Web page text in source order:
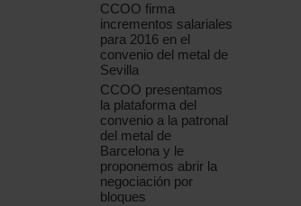
CCOO firma
incrementos salariales
para 2016 en el
convenio del metal de
Sevilla
CCOO presentamos
la plataforma del
convenio a la patronal
del metal de
Barcelona y le
proponemos abrir la
negociación por
bloques